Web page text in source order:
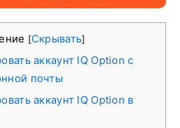
[Скрывать]
аккаунт IQ Option с
почты
аккаунт IQ Option в